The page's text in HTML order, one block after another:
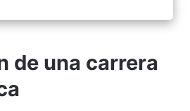
de una carrera